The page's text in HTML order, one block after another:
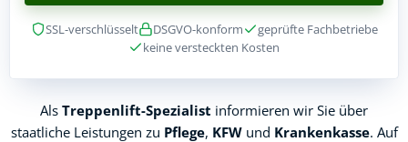
SSL-verschlüsselt DSGVO-konform
geprüfte Fachbetriebe
keine versteckten Kosten
Als Treppenlift-Spezialist informieren wir Sie über
staatliche Leistungen zu Pflege, KFWund Krankenkasse. Auf